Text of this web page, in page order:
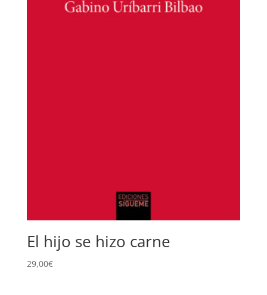
El hijo se hizo carne
29,00€